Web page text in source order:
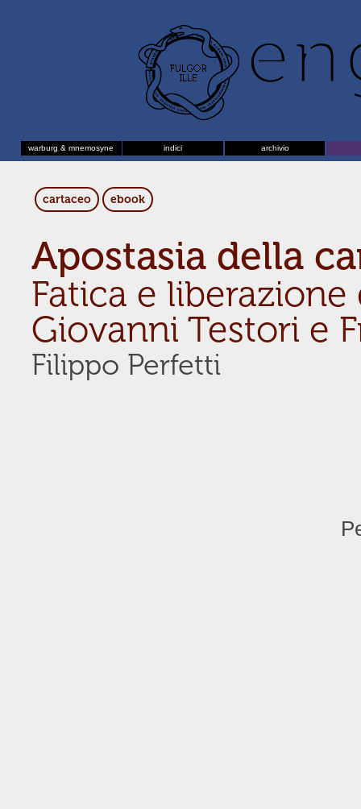
warburg & mnemosyne indici archivio
cartaceo ebook
Apostasia della
Fatica e
Giovanni Testori e
Filippo Perfetti